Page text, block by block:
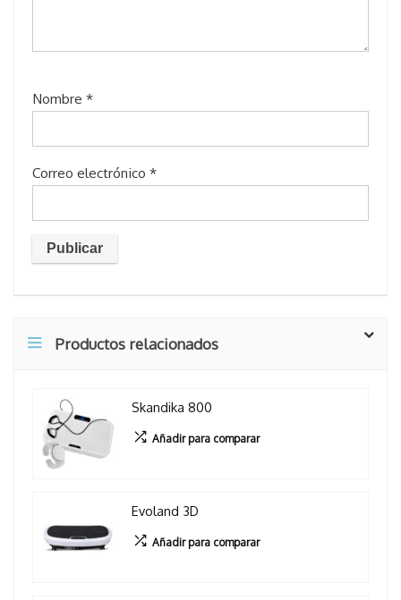
Nombre *
Correo electrónico *
Productos relacionados
Skandika 800
Añadir para comparar
Evoland 3D
Añadir para comparar